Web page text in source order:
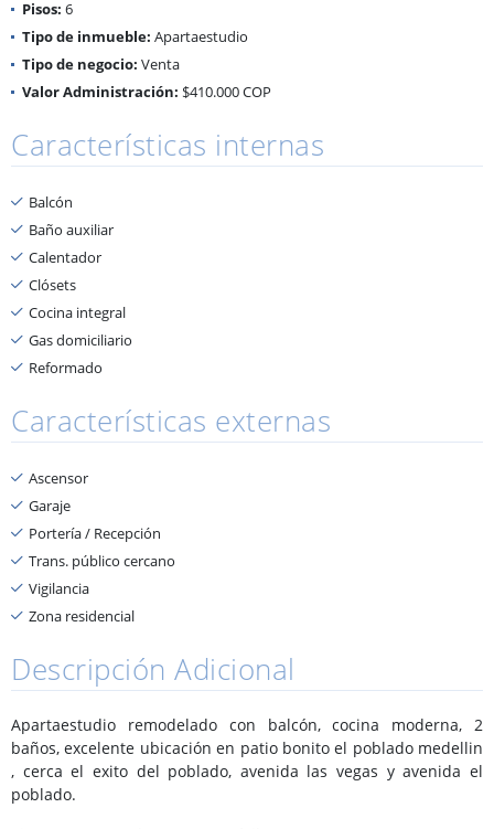
Pisos: 6
Tipo de inmueble: Apartaestudio
Tipo de negocio: Venta
Valor Administración: $410.000 COP
Características internas
Balcón
Baño auxiliar
Calentador
Clósets
Cocina integral
Gas domiciliario
Reformado
Características externas
Ascensor
Garaje
Portería / Recepción
Trans. público cercano
Vigilancia
Zona residencial
Descripción Adicional
Apartaestudio remodelado con balcón, cocina moderna, 2
baños, excelente ubicación en patio bonito el poblado medellin
, cerca el exito del poblado, avenida las vegas y avenida el
poblado.